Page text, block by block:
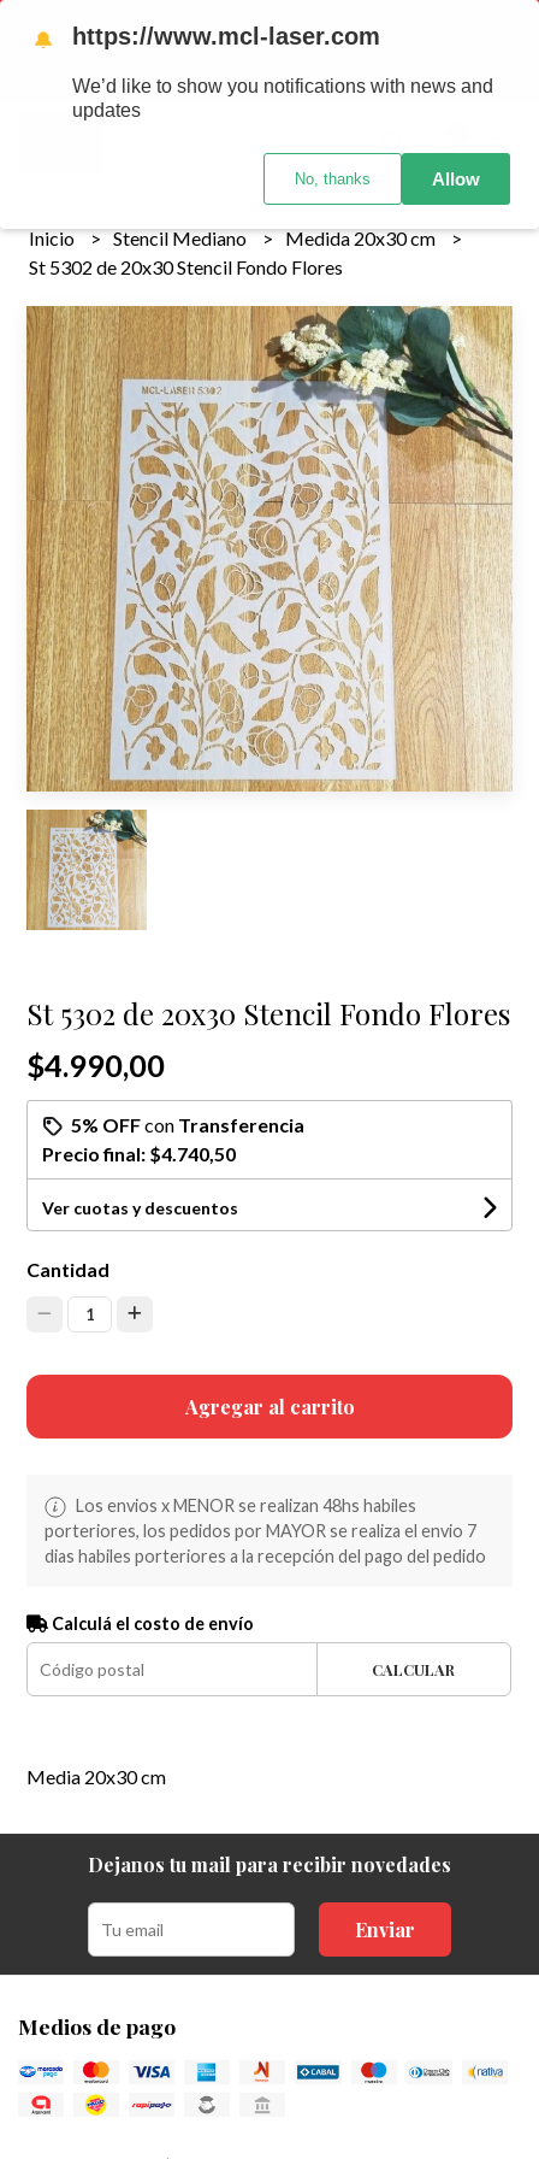
Tenemos envios a todo el pais!........ Los envios Por MENOR se
realizan 48 hs habiles porteriores al pago , los pedidos por
MAYOR se envian 7 dias posteriores al pago del pedido
Inicio Stencil Mediano
Medida 20x30 cm
St 5302 de 20x30 Stencil Fondo Flores
St 5302 de 20x30 Stencil Fondo Flores
$4.990,00
5% OFFcon Transferencia
Precio final: $4.740,50
Ver cuotas y descuentos
Cantidad
1
Agregar al carrito
Los envios x MENOR se realizan 48hs habiles
porteriores, los pedidos por MAYOR se realiza el envio 7
dias habiles porteriores a la recepción del pago del pedido
Calculá el costo de envío
CALCULAR
Media 20x30 cm
Dejanos tu mail para recibir novedades
Enviar
Medios de pago
🔔 https://www.mcl-laser.com
We’d like to show you notifications with news and
updates
No, thanks Allow